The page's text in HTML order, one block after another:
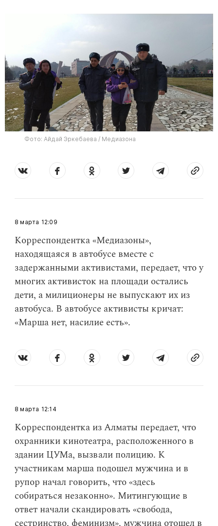
Фото: Айдай Эркебаева / Медиазона
12:09
8 марта
Корреспондентка «Медиазоны»,
находящаяся в автобусе вместе с
задержанными активистами, передает, что у
многих активисток на площади остались
дети, а милиционеры не выпускают их из
автобуса. В автобусе активисты кричат:
«Марша нет, насилие есть».
12:14
8 марта
Корреспондентка из Алматы передает, что
охранники кинотеатра, расположенного в
здании ЦУМа, вызвали полицию. К
участникам марша подошел мужчина и в
рупор начал говорить, что «здесь
собираться незаконно». Митингующие в
ответ начали скандировать «свобода,